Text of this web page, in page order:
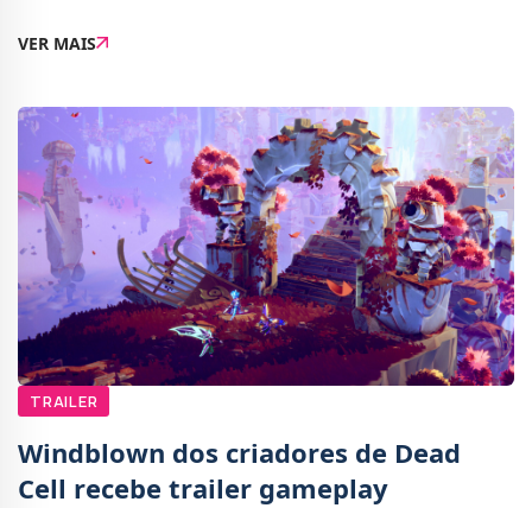
Tem-se destacado e chamado atenção pelo estilo...
VER MAIS
TRAILER
Windblown dos criadores de Dead
Cell recebe trailer gameplay